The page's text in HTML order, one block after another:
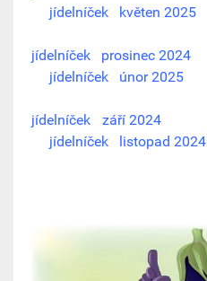
jídelníček květen 2025
jídelníček prosinec 2024
jídelníček únor 2025
jídelníček září 2024
jídelníček listopad 2024